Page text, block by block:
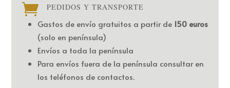
 PEDIDOS Y TRANSPORTE
Gastos de envío gratuitos a partir de 150 euros
(solo en península)
Envíos a toda la península
Para envíos fuera de la península consultar en
los teléfonos de contactos.